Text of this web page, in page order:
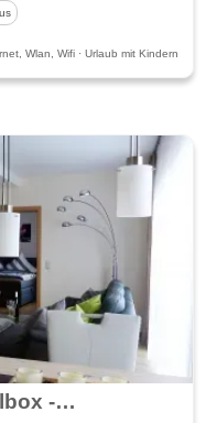
Wlan, Wifi · Urlaub mit Kindern
Fewo RheinWein mit Wallbox -ideal zum radeln und wandern - separater Eingang